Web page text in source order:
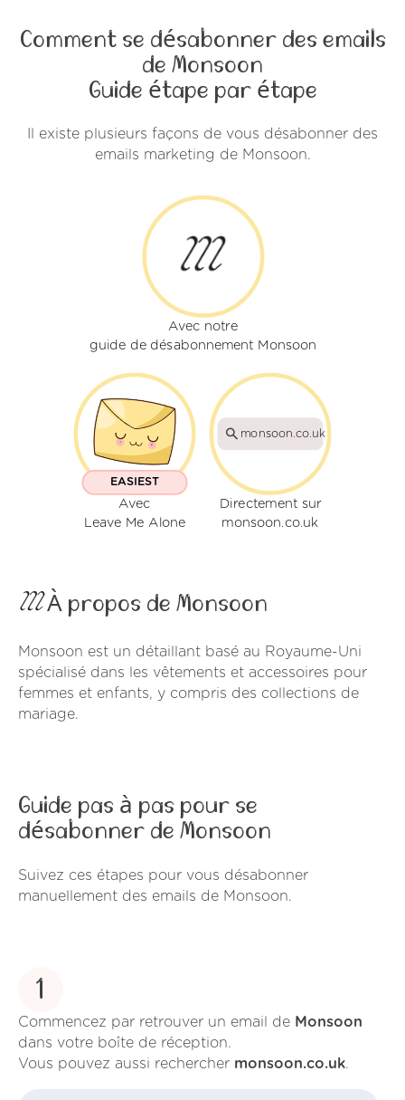
Comment se désabonner des emails
de Monsoon
Guide étape par étape
Il existe plusieurs façons de vous désabonner des
emails marketing de Monsoon.
Avec notre
guide de désabonnement Monsoon
EASIEST
Avec
Leave Me Alone
monsoon.co.uk
Directement sur
monsoon.co.uk
À propos de Monsoon
Monsoon est un détaillant basé au Royaume-Uni
spécialisé dans les vêtements et accessoires pour
femmes et enfants, y compris des collections de
mariage.
Guide pas à pas pour se
désabonner de Monsoon
Suivez ces étapes pour vous désabonner
manuellement des emails de Monsoon.
1
Commencez par retrouver un email de Monsoon
dans votre boîte de réception.
Vous pouvez aussi rechercher monsoon.co.uk.